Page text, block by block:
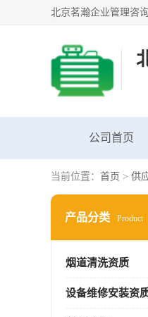
公司首页
当前位置： 首页 > 供
产品分类 Product
烟道清洗资质
设备维修安装资